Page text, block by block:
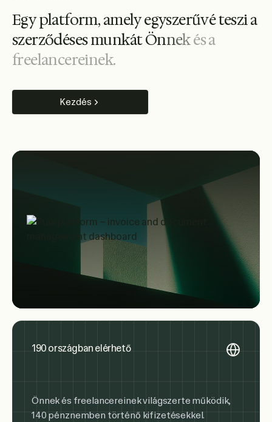
Egyplatform,amelyegyszerűvéteszia
szerződésesmunkátÖnnekésa
freelancereinek.
Kezdés
190 országban elérhető
Önnek és freelancereinek világszerte működik,
140 pénznemben történő kifizetésekkel.